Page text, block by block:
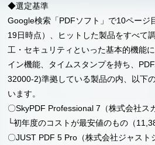
◆選定基準
Google検索「PDFソフト」で10ページ
19日時点）、ヒットした製品をすべて
工・セキュリティといった基本的機能
イン機能、タイムスタンプを持ち、
32000-2)準拠している製品の内、以下
います。
〇SkyPDF Professional 7（株式会社ス
└初年度のコストが最安値のもの（
〇JUST PDF 5 Pro（株式会社ジャスト